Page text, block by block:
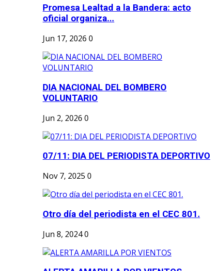
Promesa Lealtad a la Bandera: acto
oficial organiza...
Jun 17, 2026 0
DIA NACIONAL DEL BOMBERO
VOLUNTARIO
Jun 2, 2026 0
07/11: DIA DEL PERIODISTA DEPORTIVO
Nov 7, 2025 0
Otro día del periodista en el CEC 801.
Jun 8, 20240